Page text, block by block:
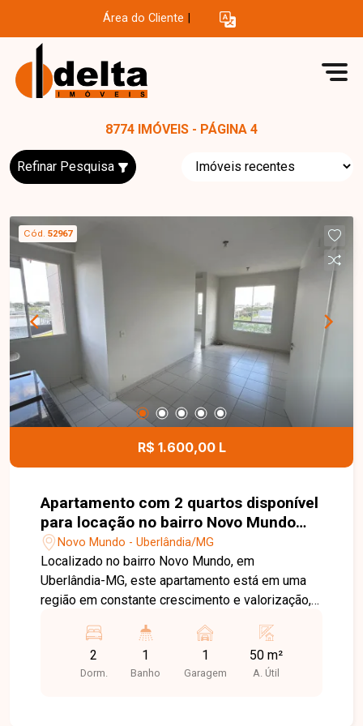
Área do Cliente
8774 IMÓVEIS - PÁGINA 4
Refinar Pesquisa
Cód. 52967
R$ 1.600,00 L
Apartamento com 2 quartos disponível
para locação no bairro Novo Mundo
em Uberlândia-MG
Novo Mundo - Uberlândia/MG
Localizado no bairro Novo Mundo, em
Uberlândia-MG, este apartamento está em uma
região em constante crescimento e valorização,
próximo a supermercados, escolas, farmácias,
academias, restaurantes e diversos comércios e
serviços, proporcionando praticidade, conforto e
2
Dorm.
1
Banho
1
Garagem
50 m²
A. Útil